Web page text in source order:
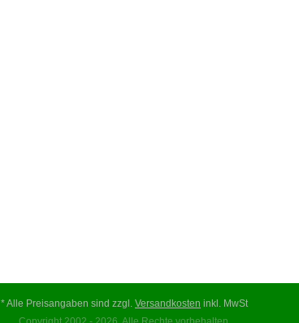
* Alle Preisangaben sind zzgl. Versandkosten inkl. MwSt